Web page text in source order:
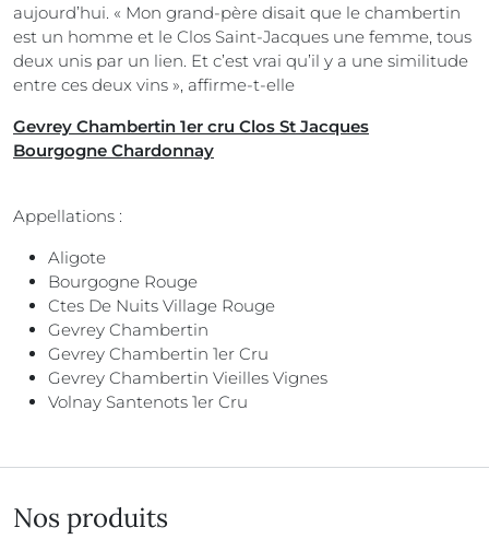
aujourd’hui. « Mon grand-père disait que le chambertin
est un homme et le Clos Saint-Jacques une femme, tous
deux unis par un lien. Et c’est vrai qu’il y a une similitude
entre ces deux vins », affirme-t-elle
Gevrey Chambertin 1er cru Clos St Jacques
Bourgogne Chardonnay
Appellations :
Aligote
Bourgogne Rouge
Ctes De Nuits Village Rouge
Gevrey Chambertin
Gevrey Chambertin 1er Cru
Gevrey Chambertin Vieilles Vignes
Volnay Santenots 1er Cru
Nos produits